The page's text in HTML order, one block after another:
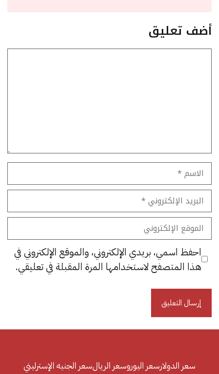
أضف تعليق
الاسم
البريد
الإلكتروني
الموقع
الإلكتروني
احفظ اسمي، بريدي الإلكتروني، والموقع الإلكتروني في
هذا المتصفح لاستخدامها المرة المقبلة في تعليقي.
سعر الدولارسعر اليوروسعر الريالسعر الجنيه الإسترليني